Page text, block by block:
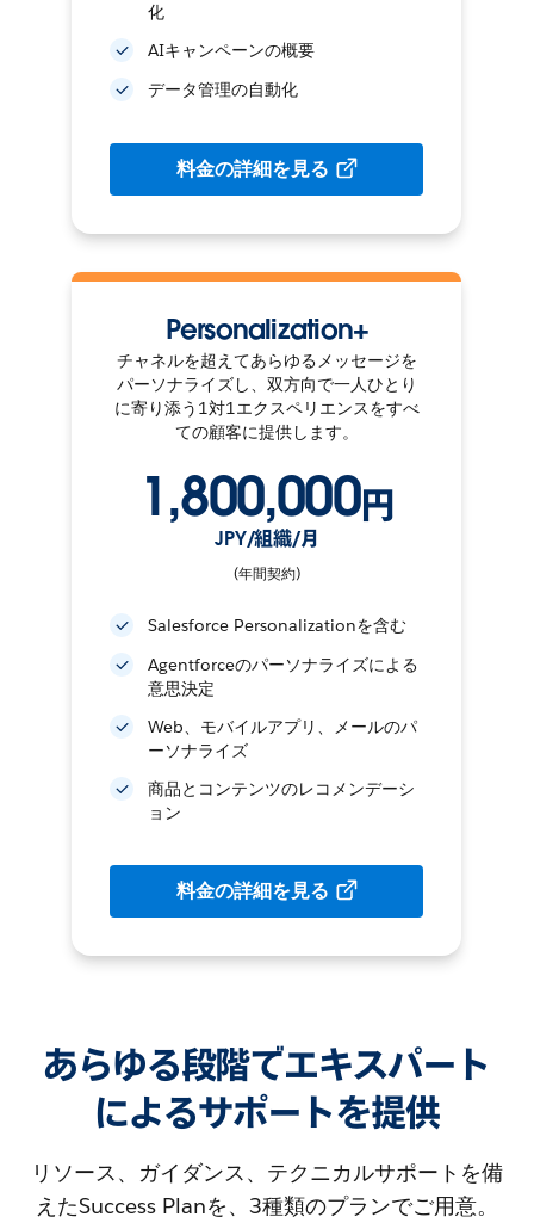
化
AIキャンペーンの概要
データ管理の自動化
料金の詳細を見る
Personalization+
チャネルを超えてあらゆるメッセージを
パーソナライズし、双方向で一人ひとり
に寄り添う1対1エクスペリエンスをすべ
ての顧客に提供します。
1,800,000円
JPY/組織/月
(年間契約)
Salesforce Personalizationを含む
Agentforceのパーソナライズによる
意思決定
Web、モバイルアプリ、メールのパ
ーソナライズ
商品とコンテンツのレコメンデーシ
ョン
料金の詳細を見る
あらゆる段階でエキスパート
によるサポートを提供
リソース、ガイダンス、テクニカルサポートを備
えたSuccess Planを、3種類のプランでご用意。